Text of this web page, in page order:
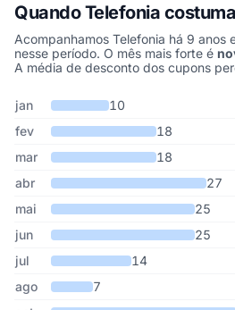
Quando Telefonia
Acompanhamos Telefonia há 9 anos
nesse período. O mês mais forte é
A média de desconto dos cupons
Cupons de Telefonia publicados por
Mês Cupons publicados
jan 10
fev 18
mar 18
abr 27
mai 25
jun 25
jul 14
ago
7